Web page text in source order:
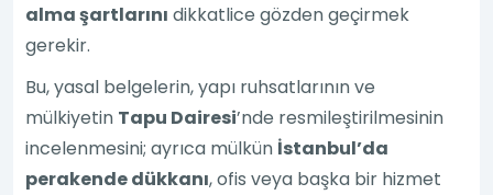
alma şartlarını dikkatlice gözden geçirmek
gerekir.
Bu, yasal belgelerin, yapı ruhsatlarının ve
mülkiyetin Tapu Dairesi’nde resmileştirilmesinin
incelenmesini; ayrıca mülkün İstanbul’da
perakende dükkanı, ofis veya başka bir hizmet